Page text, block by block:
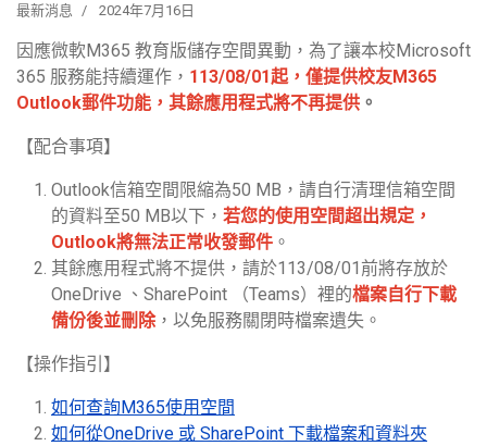
最新消息 2024年7月16日
因應微軟M365 教育版儲存空間異動，為了讓本校Microsoft
365 服務能持續運作， 113/08/01起，僅提供校友M365
Outlook郵件功能，其餘應用程式將不再提供 。
【配合事項】
Outlook信箱空間限縮為50 MB，請自行清理信箱空間
的資料至50 MB以下， 若您的使用空間超出規定，
Outlook將無法正常收發郵件 。
其餘應用程式將不提供，請於113/08/01前將存放於
OneDrive 、SharePoint （Teams）裡的檔案自行下載
備份後並刪除，以免服務關閉時檔案遺失。
【操作指引】
如何查詢M365使用空間
如何從OneDrive 或 SharePoint 下載檔案和資料夾